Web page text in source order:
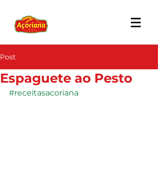
Post
Espaguete ao Pesto
#receitasacoriana